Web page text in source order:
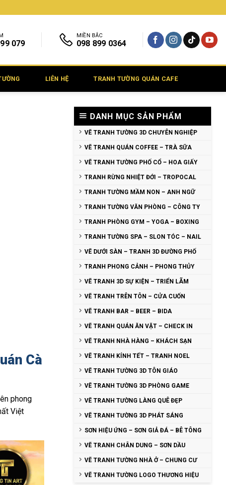
079
MIỀN BẮC
098 899 0364
LIÊN HỆ TRANH TƯỜNG QUÁN CAFE
Cà
phong
Việt
DANH MỤC SẢN PHẨM
VẼ TRANH TƯỜNG 3D CHUYÊN NGHIỆP
VẼ TRANH QUÁN COFFEE – TRÀ SỮA
VẼ TRANH TƯỜNG PHỐ CỔ – HOA GIẤY
TRANH RỪNG NHIỆT ĐỚI – TROPOCAL
TRANH TƯỜNG MẦM NON – ANH NGỮ
TRANH TƯỜNG VĂN PHÒNG – CÔNG TY
TRANH PHÒNG GYM – YOGA – BOXING
TRANH TƯỜNG SPA – SLON TÓC – NAIL
VẼ DƯỚI SÀN – TRANH 3D ĐƯỜNG PHỐ
TRANH PHONG CẢNH – PHONG THỦY
VẼ TRANH 3D SỰ KIỆN – TRIỂN LÃM
VẼ TRANH TRÊN TÔN – CỬA CUỐN
VẼ TRANH BAR – BEER – BIDA
VẼ TRANH QUÁN ĂN VẶT – CHECK IN
VẼ TRANH NHÀ HÀNG – KHÁCH SẠN
VẼ TRANH KÍNH TẾT – TRANH NOEL
VẼ TRANH TƯỜNG 3D TÔN GIÁO
VẼ TRANH TƯỜNG 3D PHÒNG GAME
VẼ TRANH TƯỜNG LÀNG QUÊ ĐẸP
VẼ TRANH TƯỜNG 3D PHÁT SÁNG
SƠN HIỆU ỨNG – SƠN GIẢ ĐÁ – BÊ TÔNG
VẼ TRANH CHÂN DUNG – SƠN DẦU
VẼ TRANH TƯỜNG NHÀ Ở – CHUNG CƯ
VẼ TRANH TƯỜNG LOGO THƯƠNG HIỆU